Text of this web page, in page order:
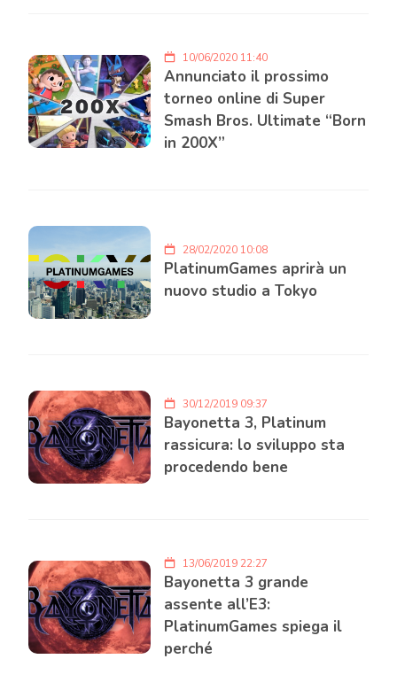
10/06/2020 11:40
Annunciato il prossimo
torneo online di Super
Smash Bros. Ultimate “Born
in 200X”
28/02/2020 10:08
PlatinumGames aprirà un
nuovo studio a Tokyo
30/12/2019 09:37
Bayonetta 3, Platinum
rassicura: lo sviluppo sta
procedendo bene
13/06/2019 22:27
Bayonetta 3 grande
assente all’E3:
PlatinumGames spiega il
perché